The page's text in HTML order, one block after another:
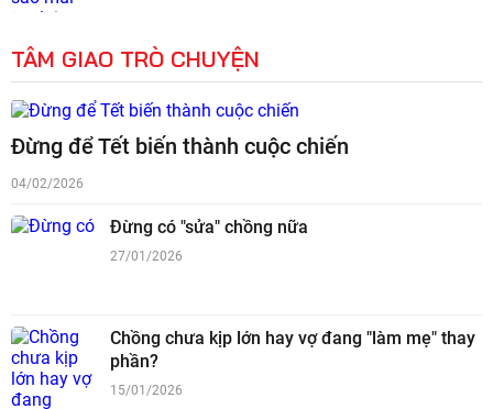
TÂM GIAO TRÒ CHUYỆN
Đừng để Tết biến thành cuộc chiến
04/02/2026
Đừng có "sửa" chồng nữa
27/01/2026
Chồng chưa kịp lớn hay vợ đang "làm mẹ" thay
phần?
15/01/2026